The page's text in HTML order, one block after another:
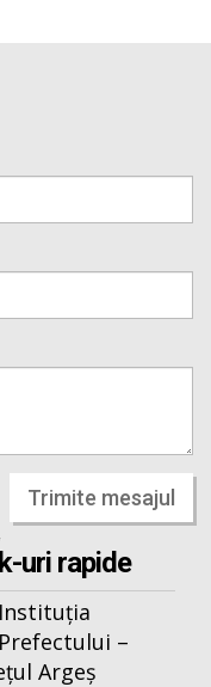
Trimite mesajul
uri rapide
Instituția
Prefectului –
Argeș